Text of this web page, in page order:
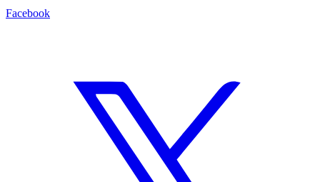
Facebook